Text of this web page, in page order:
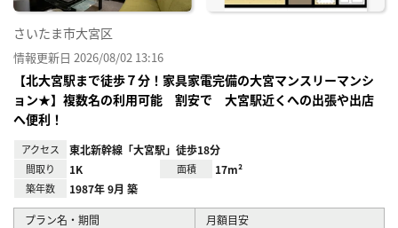
さいたま市大宮区
情報更新日 2026/08/02 13:16
【北大宮駅まで徒歩７分！家具家電完備の大宮マンスリーマンシ
ョン★】複数名の利用可能 割安で 大宮駅近くへの出張や出店
へ便利！
アクセス 東北新幹線「大宮駅」徒歩18分
間取り 1K 面積 17m²
築年数 1987年 9月 築
プラン名・期間 月額目安